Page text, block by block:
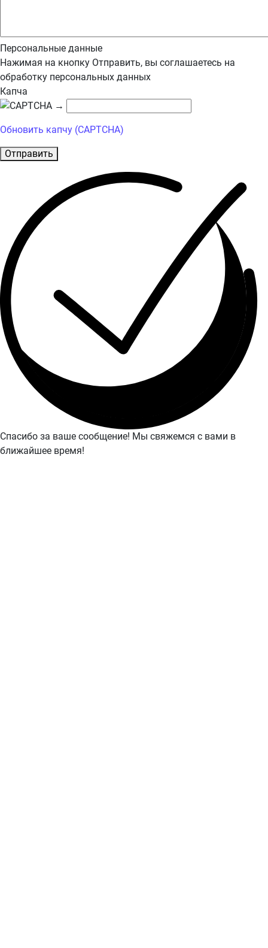
Персональные данные
Нажимая на кнопку Отправить, вы соглашаетесь на
обработку персональных данных
Капча
→
Обновить капчу (CAPTCHA)
Отправить
Спасибо за ваше сообщение! Мы свяжемся с вами в
ближайшее время!